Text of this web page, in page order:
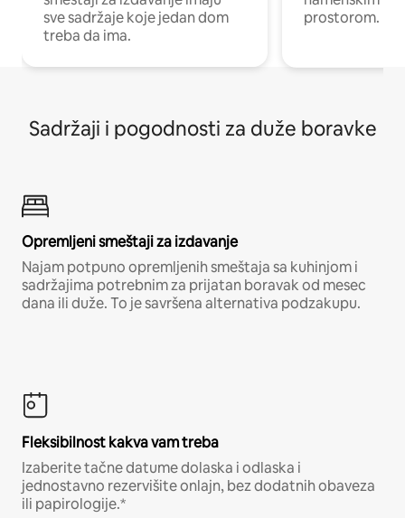
sve sadržaje koje jedan dom
treba da ima.
prostorom.
Sadržaji i pogodnosti za duže boravke
Opremljeni smeštaji za izdavanje
Najam potpuno opremljenih smeštaja sa kuhinjom i
sadržajima potrebnim za prijatan boravak od mesec
dana ili duže. To je savršena alternativa podzakupu.
Fleksibilnost kakva vam treba
Izaberite tačne datume dolaska i odlaska i
jednostavno rezervišite onlajn, bez dodatnih obaveza
ili papirologije.*